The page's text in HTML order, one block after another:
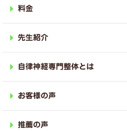
料金
先生紹介
自律神経専門整体とは
お客様の声
推薦の声